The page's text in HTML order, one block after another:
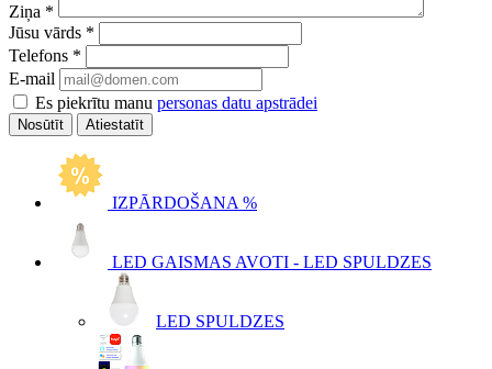
Ziņa *
Jūsu vārds *
Telefons *
E-mail
Es piekrītu manu personas datu apstrādei
Atiestatīt
IZPĀRDOŠANA %
LED GAISMAS AVOTI - LED SPULDZES
LED SPULDZES